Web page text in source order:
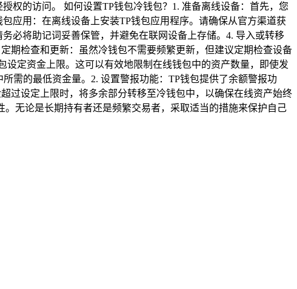
权的访问。 如何设置TP钱包冷钱包？1. 准备离线设备：首先，您
应用：在离线设备上安装TP钱包应用程序。请确保从官方渠道获
必将助记词妥善保管，并避免在联网设备上存储。4. 导入或转移
期检查和更新：虽然冷钱包不需要频繁更新，但建议定期检查设备
定资金上限。这可以有效地限制在线钱包中的资产数量，即使发
需的最低资金量。2. 设置警报功能：TP钱包提供了余额警报功
过设定上限时，将多余部分转移至冷钱包中，以确保在线资产始终
无论是长期持有者还是频繁交易者，采取适当的措施来保护自己